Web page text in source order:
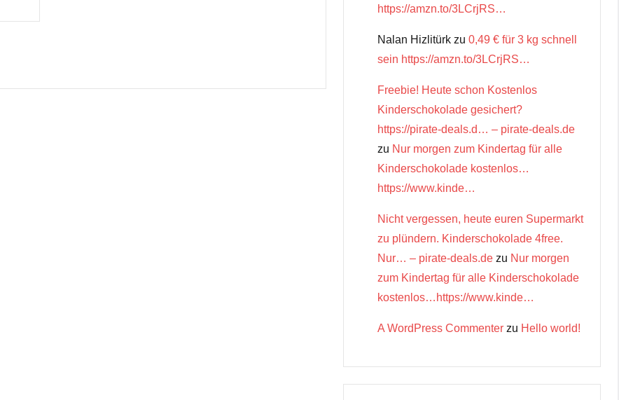
https://amzn.to/3LCrjRS…
Nalan Hizlitürk zu 0,49 € für 3 kg schnell
sein https://amzn.to/3LCrjRS…
Freebie! Heute schon Kostenlos
Kinderschokolade gesichert?
https://pirate-deals.d… – pirate-deals.de
zu Nur morgen zum Kindertag für alle
Kinderschokolade kostenlos…
https://www.kinde…
Nicht vergessen, heute euren Supermarkt
zu plündern. Kinderschokolade 4free.
Nur… – pirate-deals.de zu Nur morgen
zum Kindertag für alle Kinderschokolade
kostenlos…https://www.kinde…
A WordPress Commenter zu Hello world!